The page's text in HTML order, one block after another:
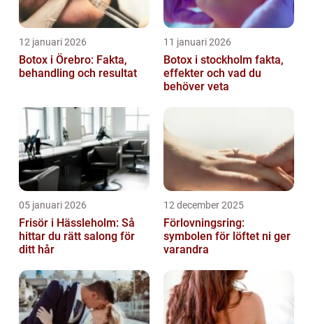
12 januari 2026
Botox i Örebro: Fakta,
behandling och resultat
11 januari 2026
Botox i stockholm fakta,
effekter och vad du
behöver veta
05 januari 2026
Frisör i Hässleholm: Så
hittar du rätt salong för
ditt hår
12 december 2025
Förlovningsring:
symbolen för löftet ni ger
varandra